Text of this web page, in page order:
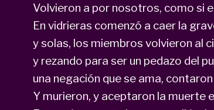
Volvieron a por nosotros, como si
En vidrieras comenzó a caer la
y solas, los miembros volvieron al
y rezando para ser un pedazo del
una negación que se ama,
Y murieron, y aceptaron la muerte